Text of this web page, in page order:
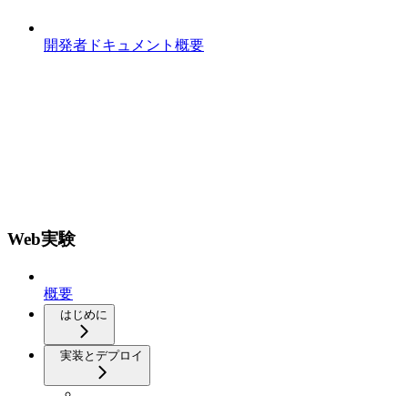
開発者ドキュメント概要
Web実験
概要
はじめに
実装とデプロイ